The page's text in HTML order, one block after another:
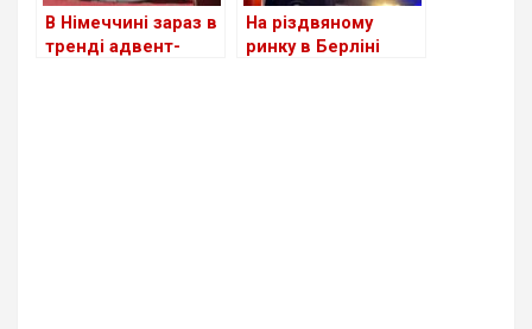
В Німеччині зараз в
тренді адвент-
На різдвяному
ринку в Берліні